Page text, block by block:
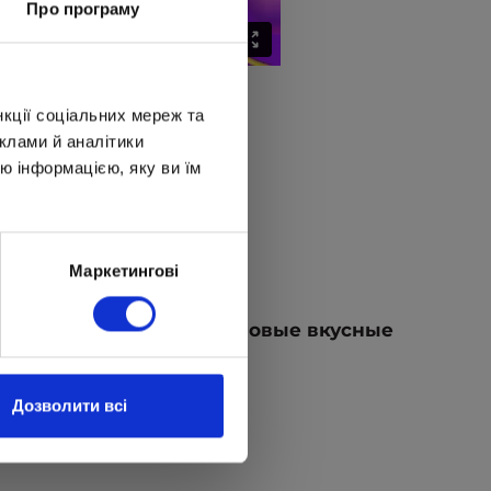
Про програму
соціальних мереж та
й аналітики
інформацією, яку ви їм
Маркетингові
Дозволити всі
2 класса!
легкие блюда.
показали друг другу новые вкусные